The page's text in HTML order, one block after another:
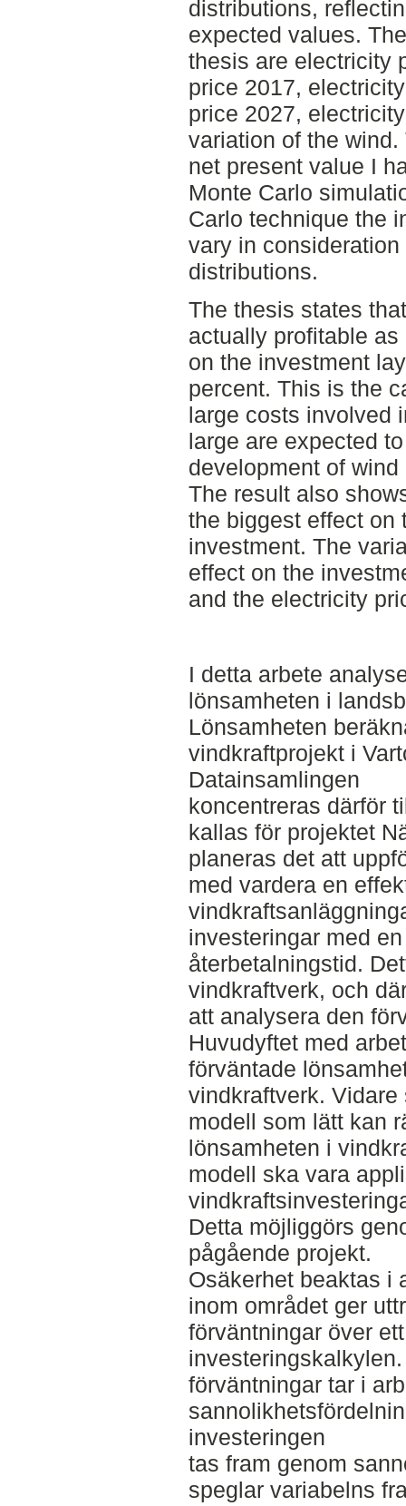
distributions,
expected values.
thesis are electricity
price 2017,
price 2027,
variation of the
net present value I
Monte Carlo
Carlo technique the
vary in
distributions.
The thesis states
actually profitable
on the investment
percent. This is the
large costs involved
large are expected
development of
The result also
the biggest effect on
investment. The
effect on the
and the electricity
I detta arbete
lönsamheten i
Lönsamheten
vindkraftprojekt i
Datainsamlingen
koncentreras därför
kallas för projektet
planeras det att
med vardera en
investeringar med
återbetalningstid.
vindkraftverk, och
att analysera den
Huvudyftet med
förväntade
vindkraftverk.
modell som lätt kan
lönsamheten i
modell ska vara
Detta möjliggörs
pågående projekt.
Osäkerhet beaktas i
inom området ger
förväntningar över
förväntningar tar i
investeringen
tas fram genom
speglar variabelns